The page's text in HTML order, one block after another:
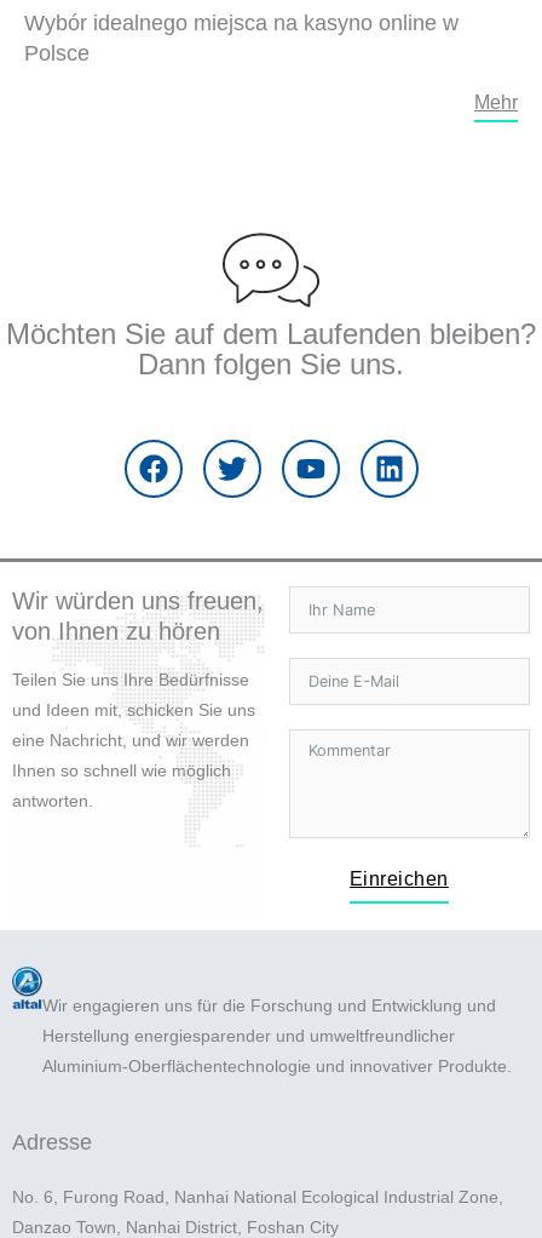
Wybór idealnego miejsca na kasyno online w
Polsce
Mehr
Möchten Sie auf dem Laufenden bleiben?
Dann folgen Sie uns.
a
c
e
o
o
k
w
i
t
e
r
o
u
t
b
e
i
n
k
d
i
Wir würden uns freuen,
von Ihnen zu hören
Teilen Sie uns Ihre Bedürfnisse
und Ideen mit, schicken Sie uns
eine Nachricht, und wir werden
Ihnen so schnell wie möglich
antworten.
Einreichen
Wir engagieren uns für die Forschung und Entwicklung und
Herstellung energiesparender und umweltfreundlicher
Aluminium-Oberflächentechnologie und innovativer Produkte.
Adresse
No. 6, Furong Road, Nanhai National Ecological Industrial Zone,
Danzao Town, Nanhai District, Foshan City